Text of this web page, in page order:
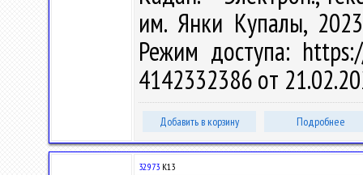
им. Янки Купалы,
Режим доступа:
4142332386 от
Добавить в корзину Подробнее
32.973 К13